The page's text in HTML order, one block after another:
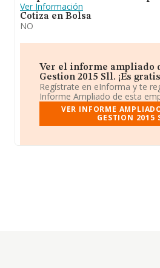
Ver Información
Cotiza en Bolsa
NO
Ver el informe ampliado
Gestion 2015 Sll. ¡Es
Regístrate en eInforma y te
Informe Ampliado de esta
VER INFORME
GESTION 2015